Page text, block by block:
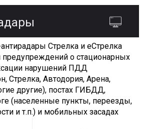
Стрелка и еСтрелка
предупреждений о стационарных
нарушений ПДД
Стрелка, Автодория, Арена,
другие), постах ГИБДД,
(населенные пункты, переезды,
и т.п.) и мобильных засадах